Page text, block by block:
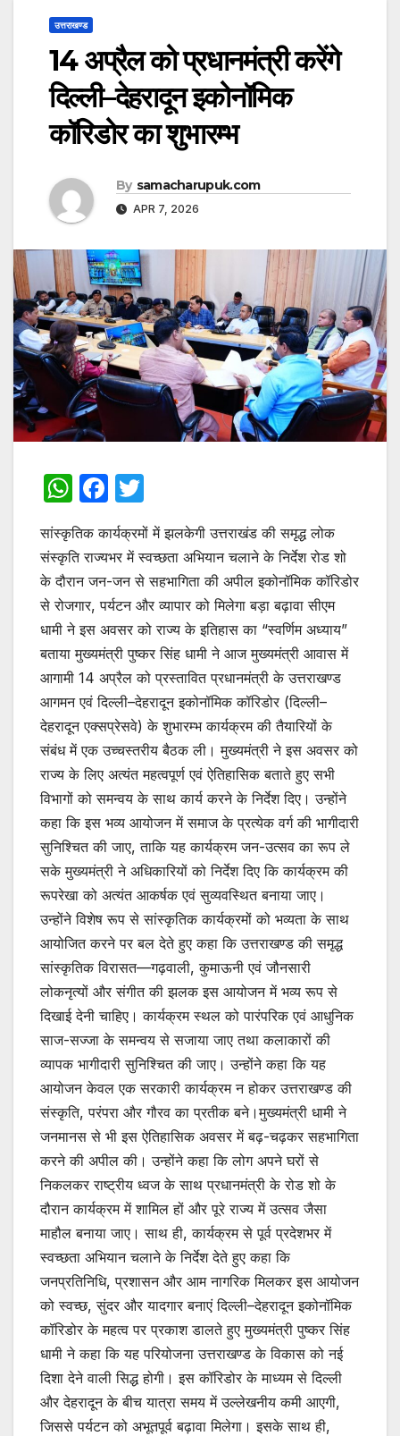
उत्तराखण्ड
14 अप्रैल को प्रधानमंत्री करेंगे
दिल्ली–देहरादून इकोनॉमिक
कॉरिडोर का शुभारम्भ
By samacharupuk.com
APR 7, 2026
W
at
s
A
p
p
F
a
c
e
b
o
o
k
w
itt
er
सांस्कृतिक कार्यक्रमों में झलकेगी उत्तराखंड की समृद्ध लोक
संस्कृति राज्यभर में स्वच्छता अभियान चलाने के निर्देश रोड शो
के दौरान जन-जन से सहभागिता की अपील इकोनॉमिक कॉरिडोर
से रोजगार, पर्यटन और व्यापार को मिलेगा बड़ा बढ़ावा सीएम
धामी ने इस अवसर को राज्य के इतिहास का “स्वर्णिम अध्याय”
बताया मुख्यमंत्री पुष्कर सिंह धामी ने आज मुख्यमंत्री आवास में
आगामी 14 अप्रैल को प्रस्तावित प्रधानमंत्री के उत्तराखण्ड
आगमन एवं दिल्ली–देहरादून इकोनॉमिक कॉरिडोर (दिल्ली–
देहरादून एक्सप्रेसवे) के शुभारम्भ कार्यक्रम की तैयारियों के
संबंध में एक उच्चस्तरीय बैठक ली। मुख्यमंत्री ने इस अवसर को
राज्य के लिए अत्यंत महत्वपूर्ण एवं ऐतिहासिक बताते हुए सभी
विभागों को समन्वय के साथ कार्य करने के निर्देश दिए। उन्होंने
कहा कि इस भव्य आयोजन में समाज के प्रत्येक वर्ग की भागीदारी
सुनिश्चित की जाए, ताकि यह कार्यक्रम जन-उत्सव का रूप ले
सके मुख्यमंत्री ने अधिकारियों को निर्देश दिए कि कार्यक्रम की
रूपरेखा को अत्यंत आकर्षक एवं सुव्यवस्थित बनाया जाए।
उन्होंने विशेष रूप से सांस्कृतिक कार्यक्रमों को भव्यता के साथ
आयोजित करने पर बल देते हुए कहा कि उत्तराखण्ड की समृद्ध
सांस्कृतिक विरासत—गढ़वाली, कुमाऊनी एवं जौनसारी
लोकनृत्यों और संगीत की झलक इस आयोजन में भव्य रूप से
दिखाई देनी चाहिए। कार्यक्रम स्थल को पारंपरिक एवं आधुनिक
साज-सज्जा के समन्वय से सजाया जाए तथा कलाकारों की
व्यापक भागीदारी सुनिश्चित की जाए। उन्होंने कहा कि यह
आयोजन केवल एक सरकारी कार्यक्रम न होकर उत्तराखण्ड की
संस्कृति, परंपरा और गौरव का प्रतीक बने।मुख्यमंत्री धामी ने
जनमानस से भी इस ऐतिहासिक अवसर में बढ़-चढ़कर सहभागिता
करने की अपील की। उन्होंने कहा कि लोग अपने घरों से
निकलकर राष्ट्रीय ध्वज के साथ प्रधानमंत्री के रोड शो के
दौरान कार्यक्रम में शामिल हों और पूरे राज्य में उत्सव जैसा
माहौल बनाया जाए। साथ ही, कार्यक्रम से पूर्व प्रदेशभर में
स्वच्छता अभियान चलाने के निर्देश देते हुए कहा कि
जनप्रतिनिधि, प्रशासन और आम नागरिक मिलकर इस आयोजन
को स्वच्छ, सुंदर और यादगार बनाएं दिल्ली–देहरादून इकोनॉमिक
कॉरिडोर के महत्व पर प्रकाश डालते हुए मुख्यमंत्री पुष्कर सिंह
धामी ने कहा कि यह परियोजना उत्तराखण्ड के विकास को नई
दिशा देने वाली सिद्ध होगी। इस कॉरिडोर के माध्यम से दिल्ली
और देहरादून के बीच यात्रा समय में उल्लेखनीय कमी आएगी,
जिससे पर्यटन को अभूतपूर्व बढ़ावा मिलेगा। इसके साथ ही,